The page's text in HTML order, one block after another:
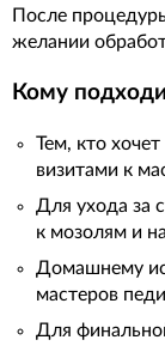
После
желании
Кому
Тем, кто
визитами к
Для ухода за
к мозолям и
Домашнему
мастеров
Для